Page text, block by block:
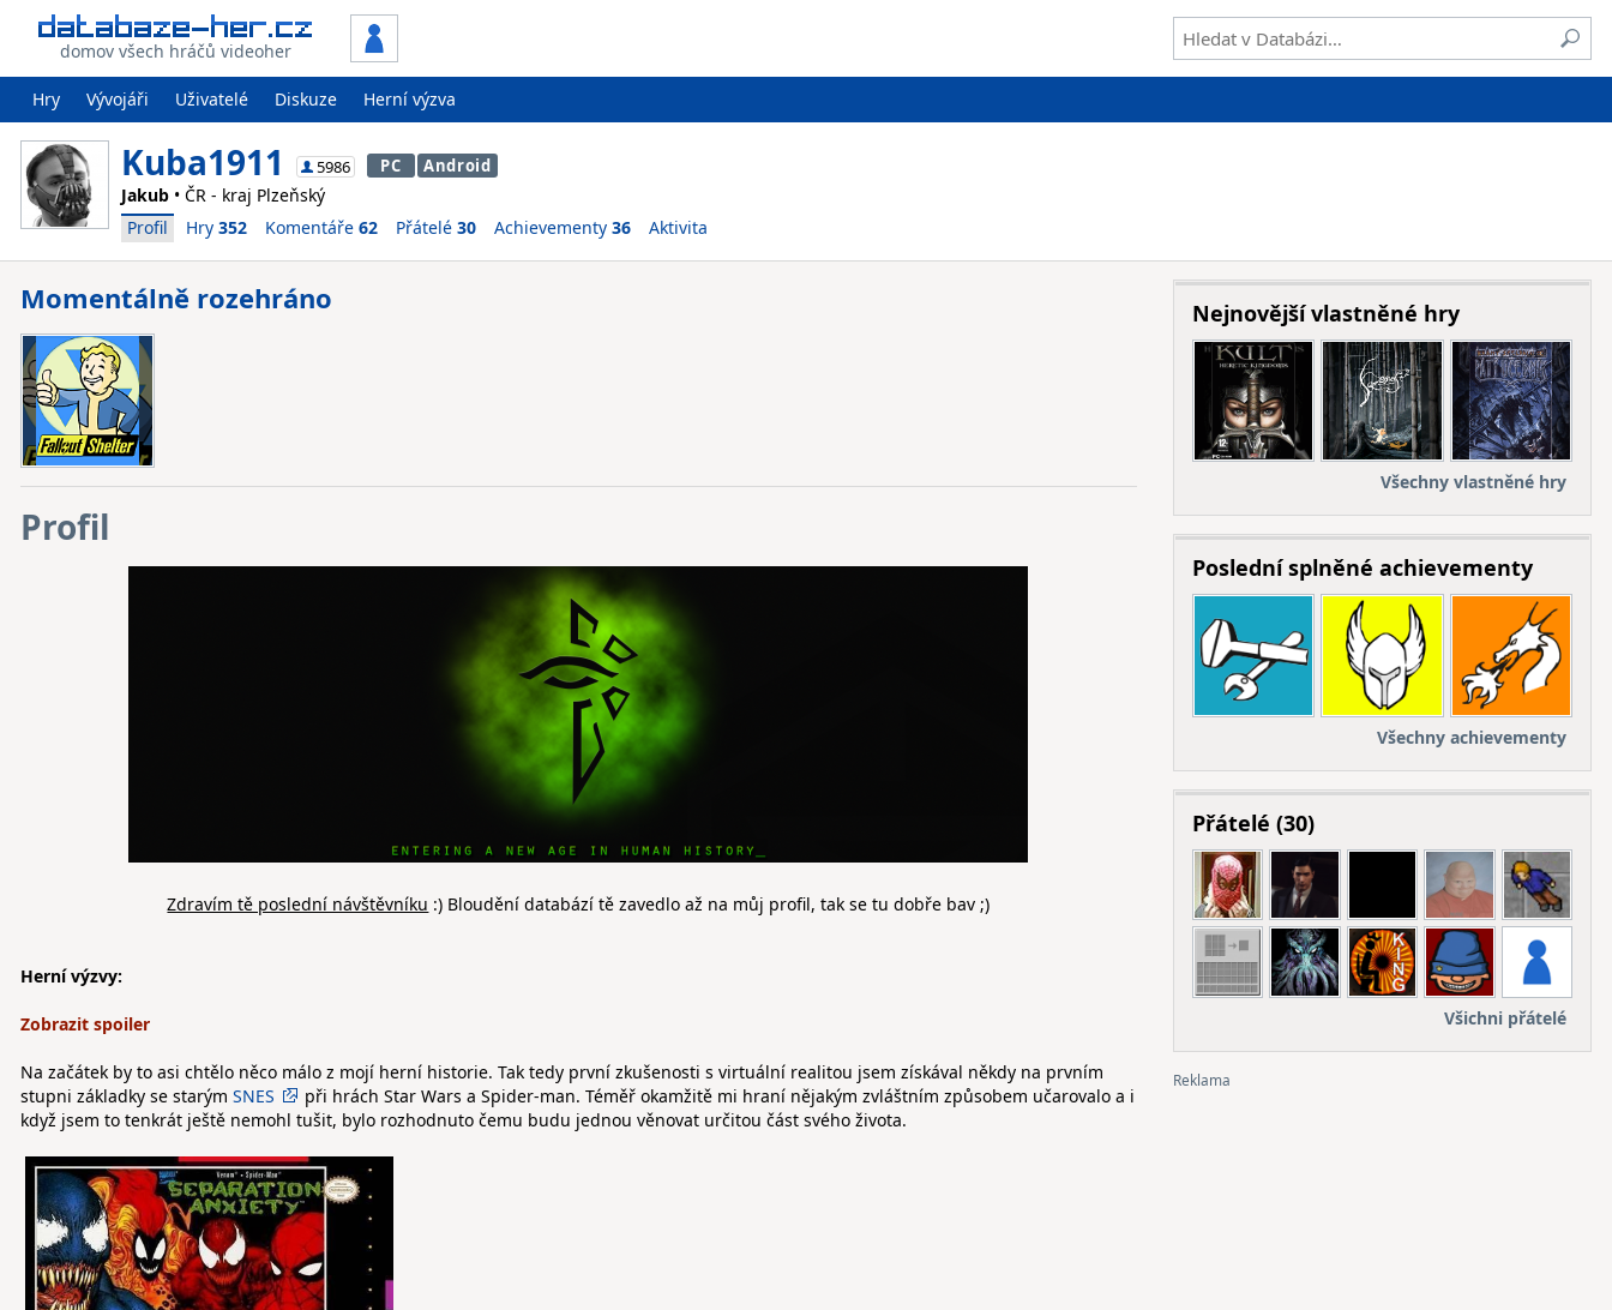
domov všech hráčů videoher
Hry Vývojáři Uživatelé Diskuze Herní výzva
Kuba1911 5986 PC Android
Jakub • ČR - kraj Plzeňský
Profil
Hry 352 Komentáře 62 Přátelé 30 Achievementy 36 Aktivita
Momentálně rozehráno
Profil
Zdravím tě poslední návštěvníku :) Bloudění databází tě zavedlo až na můj profil, tak se tu dobře bav ;)
Herní výzvy:
Na začátek by to asi chtělo něco málo z mojí herní historie. Tak tedy první zkušenosti s virtuální realitou jsem získával někdy na prvním
stupni základky se starým SNES
při hrách Star Wars a Spider-man. Téměř okamžitě mi hraní nějakým zvláštním způsobem učarovalo a i
když jsem to tenkrát ještě nemohl tušit, bylo rozhodnuto čemu budu jednou věnovat určitou část svého života.
Nejnovější vlastněné hry
Všechny vlastněné hry
Poslední splněné achievementy
Všechny achievementy
Přátelé (30)
Všichni přátelé